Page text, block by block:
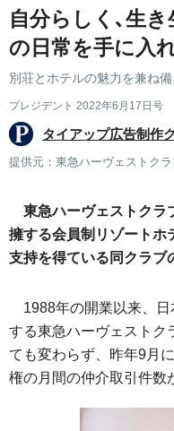
自分らしく､生
の日常を手に入
別荘とホテルの魅力を兼ね
プレジデント 2022年6月17日号
タイアップ広告制作
提供元：東急ハーヴェストク
東急ハーヴェストクラ
擁する会員制リゾートホ
支持を得ている同クラ
1988年の開業以来、日
する東急ハーヴェストク
ても変わらず、昨年9月
権の月間の仲介取引件数